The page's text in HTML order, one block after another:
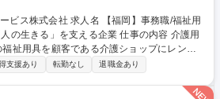
名 【福岡】事務職/福祉用
」を支える企業 仕事の内容 介護用
祉用具を顧客である介護ショップにレンタ
心に担当いただきます。営業のサポート業務
対応次第では、拠点の営業成績に貢献できる
支援あり 転勤なし 退職金あり